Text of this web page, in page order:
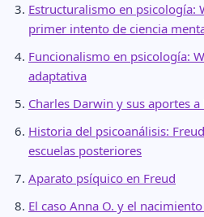
Estructuralismo en psicología:
primer intento de ciencia
Funcionalismo en psicología:
adaptativa
Charles Darwin y sus aportes
Historia del psicoanálisis:
escuelas posteriores
Aparato psíquico en Freud
El caso Anna O. y el